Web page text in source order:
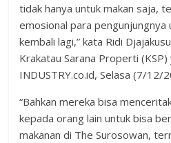
tidak hanya untuk makan saja,
emosional para pengunjungnya
kembali lagi,” kata Ridi
Krakatau Sarana Properti
INDUSTRY.co.id, Selasa (7/12/
“Bahkan mereka bisa
kepada orang lain untuk bisa
makanan di The Surosowan,